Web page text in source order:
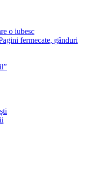
o iubesc
fermecate, gânduri